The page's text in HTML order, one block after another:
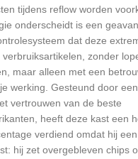
tijdens reflow worden
onderscheidt is een
dat deze
zonder
maar alleen met een
werking. Gesteund door
vertrouwen van de beste
heeft deze kast een
verdiend omdat hij
hij zet overgebleven chips